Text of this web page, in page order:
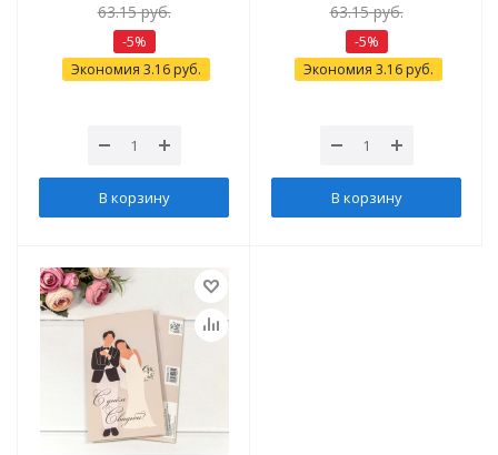
63.15руб.
-5%
Экономия 3.16руб.
В корзину
63.15руб.
-5%
Экономия 3.16руб.
В корзину